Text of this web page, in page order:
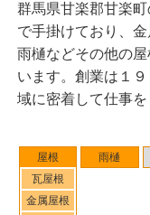
屋根
瓦屋根
金属屋根
雨樋
群馬県甘楽郡甘楽
で手掛けており、
雨樋などその他の
います。創業は１
域に密着して仕事を